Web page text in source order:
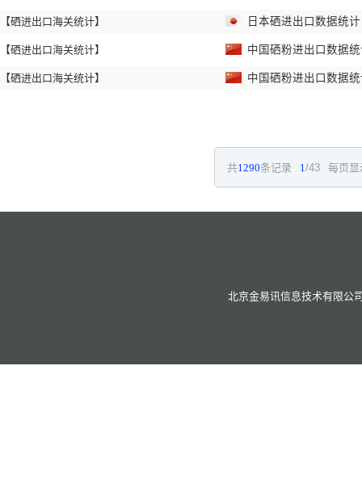
【硒进出口海关统计】
【硒进出口海关统计】
【硒进出口海关统计】
日本硒进出口数据统
中国硒粉进出口数据
中国硒粉进出口数据
共1290条记录 1/43 每页显
北京金易讯信息技术有限公